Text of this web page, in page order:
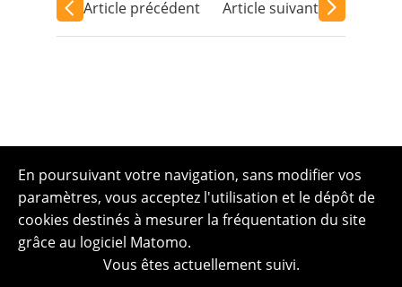
Article précédent Article suivant
En poursuivant votre navigation, sans modifier vos
paramètres, vous acceptez l'utilisation et le dépôt de
cookies destinés à mesurer la fréquentation du site
grâce au logiciel Matomo.
Vous êtes actuellement suivi.